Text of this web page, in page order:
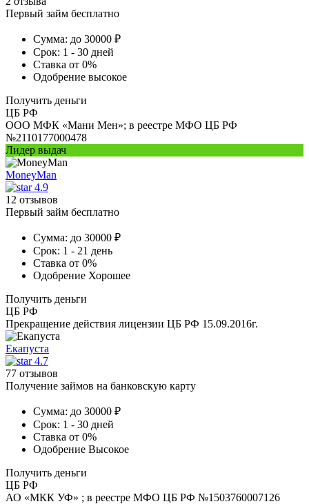
Первый займ бесплатно
Сумма: до 30000 ₽
Срок: 1 - 30 дней
Ставка от 0%
Одобрение высокое
Получить деньги
ЦБ РФ
ООО МФК «Мани Мен»; в реестре МФО ЦБ РФ
№2110177000478
Лидер выдач
MoneyMan
4.9
12 отзывов
Первый займ бесплатно
Сумма: до 30000 ₽
Срок: 1 - 21 день
Ставка от 0%
Одобрение Хорошее
Получить деньги
ЦБ РФ
Прекращение действия лицензии ЦБ РФ 15.09.2016г.
Екапуста
4.7
77 отзывов
Получение займов на банковскую карту
Сумма: до 30000 ₽
Срок: 1 - 30 дней
Ставка от 0%
Одобрение Высокое
Получить деньги
ЦБ РФ
АО «МКК УФ» ; в реестре МФО ЦБ РФ №1503760007126